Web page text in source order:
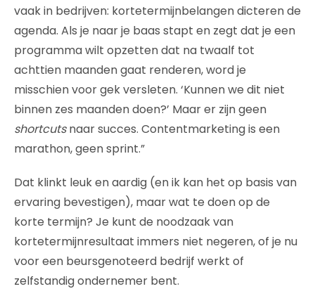
vaak in bedrijven: kortetermijnbelangen dicteren de
agenda. Als je naar je baas stapt en zegt dat je een
programma wilt opzetten dat na twaalf tot
achttien maanden gaat renderen, word je
misschien voor gek versleten. ‘Kunnen we dit niet
binnen zes maanden doen?’ Maar er zijn geen
shortcutsnaar succes. Contentmarketing is een
marathon, geen sprint.”
Dat klinkt leuk en aardig (en ik kan het op basis van
ervaring bevestigen), maar wat te doen op de
korte termijn? Je kunt de noodzaak van
kortetermijnresultaat immers niet negeren, of je nu
voor een beursgenoteerd bedrijf werkt of
zelfstandig ondernemer bent.